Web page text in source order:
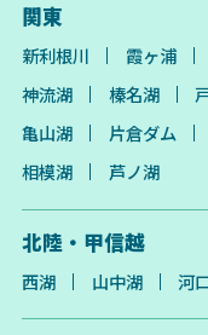
関東
新利根川 霞ヶ浦
神流湖
榛名湖
亀山湖
片倉ダム
相模湖
芦ノ湖
北陸・甲信越
西湖 山中湖 河